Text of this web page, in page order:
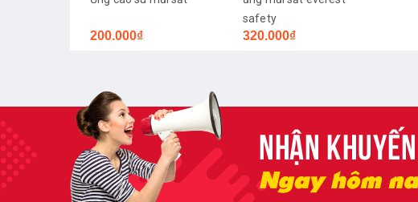
200.000₫
safety
320.000₫